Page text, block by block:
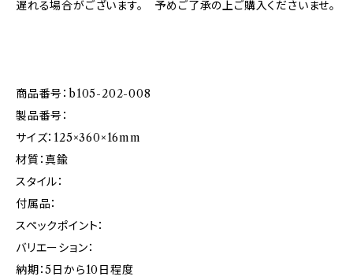
遅れる場合がございます。 予めご了承の上ご購入くださいませ。
商品番号：b105-202-008
製品番号：
サイズ：125×360×16mm
材質：真鍮
スタイル：
付属品：
スペックポイント：
バリエーション：
納期：5日から10日程度